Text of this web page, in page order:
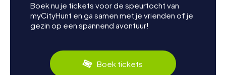
Boek nu je tickets voor de speurtocht van
myCityHunt en ga samen met je vrienden of je
gezin op een spannend avontuur!
Boek tickets